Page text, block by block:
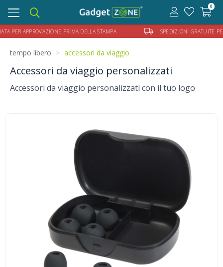
APPROVAZIONE PRIMA DELLA STAMPA SPEDIZIONI GRATUITE PER
Toggle
navigation
0
tempo libero accessori da viaggio
Accessori da viaggio personalizzati
Accessori da viaggio personalizzati con il tuo logo